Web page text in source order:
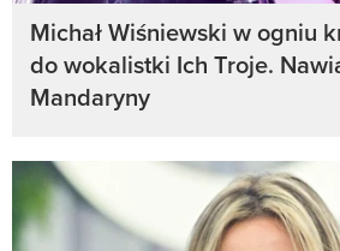
Michał Wiśniewski w ogniu
do wokalistki Ich Troje.
Mandaryny